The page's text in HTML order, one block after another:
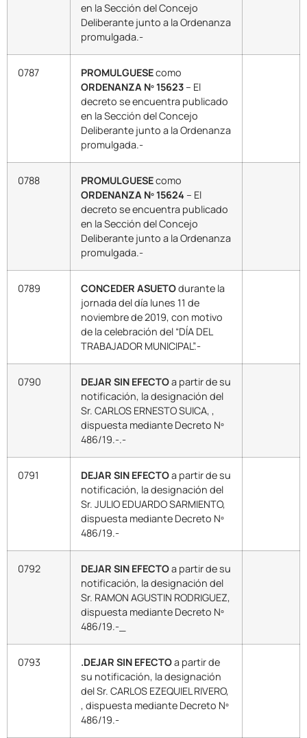
en la Sección del Concejo
Deliberante junto a la Ordenanza
promulgada.-
0787 PROMULGUESEcomo
ORDENANZA Nº 15623– El
decreto se encuentra publicado
en la Sección del Concejo
Deliberante junto a la Ordenanza
promulgada.-
0788 PROMULGUESEcomo
ORDENANZA Nº 15624 – El
decreto se encuentra publicado
en la Sección del Concejo
Deliberante junto a la Ordenanza
promulgada.-
0789 CONCEDER ASUETOdurante la
jornada del día lunes 11 de
noviembre de 2019, con motivo
de la celebración del “DÍA DEL
TRABAJADOR MUNICIPAL”.-
0790 DEJAR SIN EFECTOa partir de su
notificación, la designación del
Sr. CARLOS ERNESTO SUICA, ,
dispuesta mediante Decreto Nº
486/19.-.-
0791 DEJAR SIN EFECTOa partir de su
notificación, la designación del
Sr. JULIO EDUARDO SARMIENTO,
dispuesta mediante Decreto Nº
486/19.-
0792 DEJAR SIN EFECTOa partir de su
notificación, la designación del
Sr. RAMON AGUSTIN RODRIGUEZ,
dispuesta mediante Decreto Nº
486/19.-_
0793 .DEJAR SIN EFECTOa partir de
su notificación, la designación
del Sr. CARLOS EZEQUIEL RIVERO,
, dispuesta mediante Decreto Nº
486/19.-